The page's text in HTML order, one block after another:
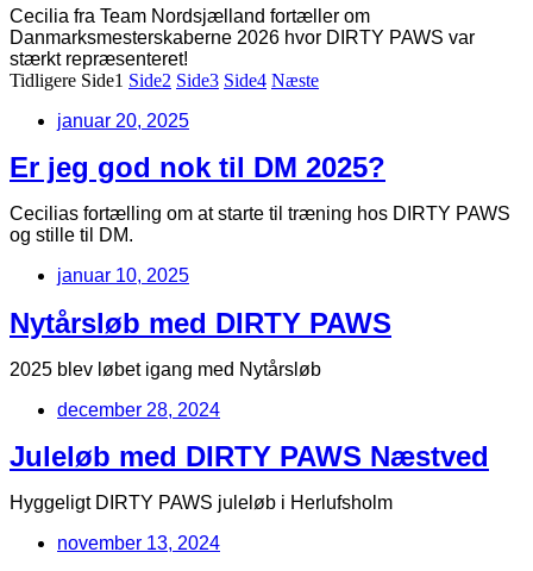
Cecilia fra Team Nordsjælland fortæller om
Danmarksmesterskaberne 2026 hvor DIRTY PAWS var
stærkt repræsenteret!
Tidligere Side1 Side2 Side3 Side4 Næste
januar 20, 2025
Er jeg god nok til DM 2025?
Cecilias fortælling om at starte til træning hos DIRTY PAWS
og stille til DM.
januar 10, 2025
Nytårsløb med DIRTY PAWS
2025 blev løbet igang med Nytårsløb
december 28, 2024
Juleløb med DIRTY PAWS Næstved
Hyggeligt DIRTY PAWS juleløb i Herlufsholm
november 13, 2024